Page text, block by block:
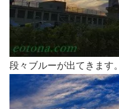
段々ブルーが出てきます。